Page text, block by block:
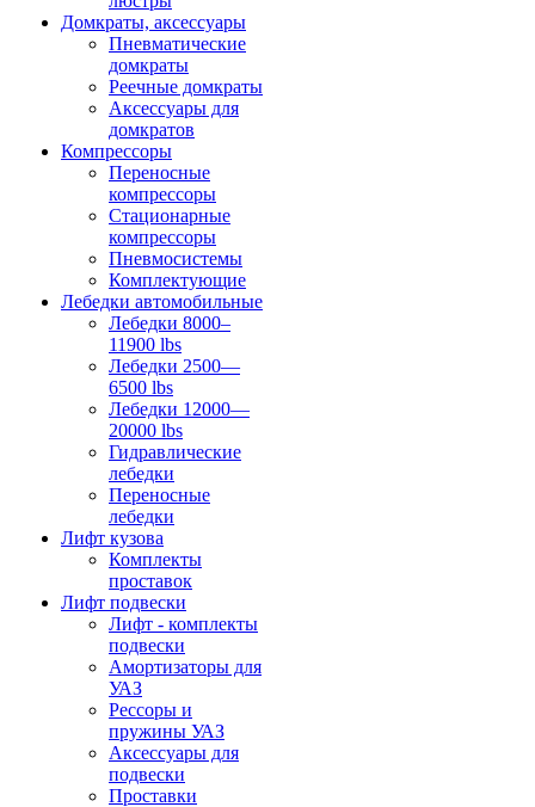
Домкраты, аксессуары
Пневматические
домкраты
Реечные домкраты
Аксессуары для
домкратов
Компрессоры
Переносные
компрессоры
Стационарные
компрессоры
Пневмосистемы
Комплектующие
Лебедки автомобильные
Лебедки 8000–
11900 lbs
Лебедки 2500—
6500 lbs
Лебедки 12000—
20000 lbs
Гидравлические
лебедки
Переносные
лебедки
Лифт кузова
Комплекты
проставок
Лифт подвески
Лифт - комплекты
подвески
Амортизаторы для
УАЗ
Рессоры и
пружины УАЗ
Аксессуары для
подвески
Проставки